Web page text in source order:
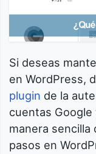
Si deseas
en WordPress,
plugin de la
cuentas
manera sencilla
pasos en